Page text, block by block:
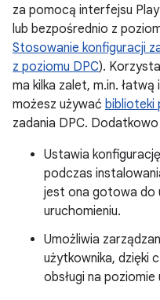
za pomocą interfejsu
lub bezpośrednio z
Stosowanie konfiguracji
z poziomu DPC).
ma kilka zalet, m.in.
możesz używać biblioteki
zadania DPC.
Ustawia
podczas
jest ona gotowa do
uruchomieniu.
Umożliwia
użytkownika, dzięki
obsługi na poziomie